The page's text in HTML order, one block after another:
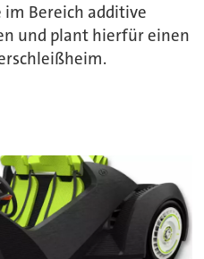
Bereich additive
und plant hierfür einen